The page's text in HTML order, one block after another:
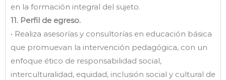
en la formación integral del sujeto.
11. Perfil de egreso.
• Realiza asesorías y consultorías en educación básica
que promuevan la intervención pedagógica, con un
enfoque ético de responsabilidad social,
interculturalidad, equidad, inclusión social y cultural de